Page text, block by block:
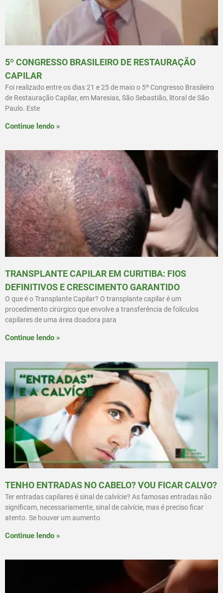
5º CONGRESSO BRASILEIRO DE RESTAURAÇÃO
CAPILAR
Foi realizado entre os dias 21 e 25 de maio o 5º Congresso Brasileiro
de Restauração Capilar, em Maresias, São Sebastião, litoral de São
Paulo. Este
Continue lendo »
TRANSPLANTE CAPILAR EM CURITIBA: FIOS
DEFINITIVOS E CRESCIMENTO GARANTIDO
O que é o Transplante Capilar? O transplante capilar é um
procedimento cirúrgico que envolve a transferência de folículos
capilares de uma área doadora para
Continue lendo »
TENHO ENTRADAS NO CABELO? VOU FICAR CALVO?
Ter entradas capilares é sinal de calvície? As famosas entradas não
significam, necessariamente, sinal de calvície, mas é preciso ficar
atento. Se houver um aumento
Continue lendo »